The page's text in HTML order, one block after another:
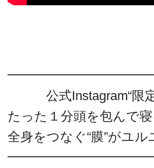
公式Instagram“
たった１分頭を包んで
全身をつなぐ“膜”がユ